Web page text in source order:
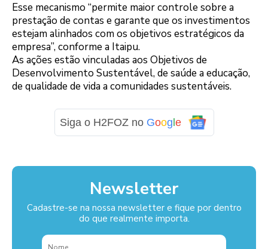
Esse mecanismo “permite maior controle sobre a
prestação de contas e garante que os investimentos
estejam alinhados com os objetivos estratégicos da
empresa”, conforme a Itaipu.
As ações estão vinculadas aos Objetivos de
Desenvolvimento Sustentável, de saúde a educação,
de qualidade de vida a comunidades sustentáveis.
Siga o H2FOZ no Google
Newsletter
Cadastre-se na nossa newsletter e fique por dentro
do que realmente importa.